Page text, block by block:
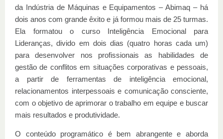
da Indústria de Máquinas e Equipamentos – Abimaq – há
dois anos com grande êxito e já formou mais de 25 turmas.
Ela formatou o curso Inteligência Emocional para
Lideranças, divido em dois dias (quatro horas cada um)
para desenvolver nos profissionais as habilidades de
gestão de conflitos em situações corporativas e pessoais,
a partir de ferramentas de inteligência emocional,
relacionamentos interpessoais e comunicação consciente,
com o objetivo de aprimorar o trabalho em equipe e buscar
mais resultados e produtividade.
O conteúdo programático é bem abrangente e aborda